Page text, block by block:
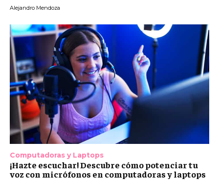
Alejandro Mendoza
Computadoras y Laptops
¡Hazte escuchar! Descubre cómo potenciar tu
voz con micrófonos en computadoras y laptops